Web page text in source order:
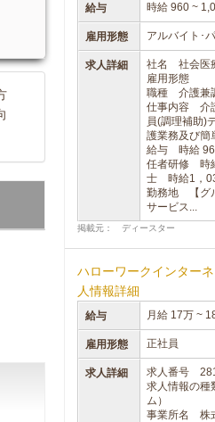
給与 時給 960 ~
雇用形態 アルバイト･
求人詳細
社名 社会医
雇用形態
職種 介護兼
仕事内容 介
員(調理補助)
護業務及び簡
給与 時給
任者研修 時
士 時給1，
勤務地 【グ
サービス...
掲載元： ディースター
ハローワークインター
人情報詳細
給与 月給 17万 ~
雇用形態 正社員
求人詳細
求人番号
求人情報の
ム）
事業所名 株